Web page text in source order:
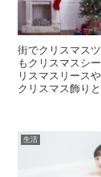
街でクリスマス
もクリスマスシ
リスマスリース
クリスマス飾り
生活